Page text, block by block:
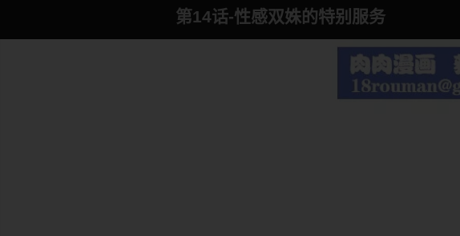
第14话-性感双姝的特别服务